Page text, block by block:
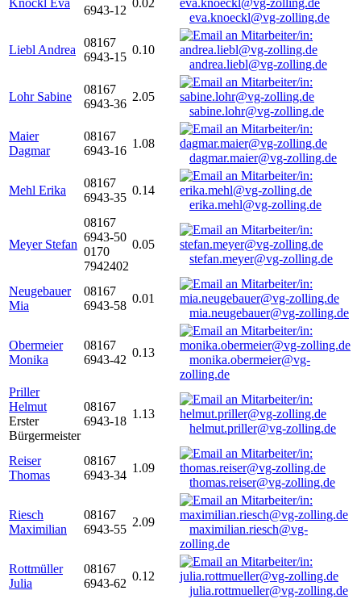
Knöckl Eva
6943-12
0.02
eva.knoeckl@vg-zolling.de
Liebl Andrea
08167
6943-15
0.10
andrea.liebl@vg-zolling.de
Lohr Sabine
08167
6943-36
2.05
sabine.lohr@vg-zolling.de
Maier
Dagmar
08167
6943-16
1.08
dagmar.maier@vg-zolling.de
Mehl Erika
08167
6943-35
0.14
erika.mehl@vg-zolling.de
Meyer Stefan
08167
6943-50
0170
7942402
0.05
stefan.meyer@vg-zolling.de
Neugebauer
Mia
08167
6943-58
0.01
mia.neugebauer@vg-zolling.de
Obermeier
Monika
08167
6943-42
0.13
monika.obermeier@vg-
zolling.de
Priller
Helmut
Erster
Bürgermeister
08167
6943-18
1.13
helmut.priller@vg-zolling.de
Reiser
Thomas
08167
6943-34
1.09
thomas.reiser@vg-zolling.de
Riesch
Maximilian
08167
6943-55
2.09
maximilian.riesch@vg-
zolling.de
Rottmüller
Julia
08167
6943-62
0.12
julia.rottmueller@vg-zolling.de